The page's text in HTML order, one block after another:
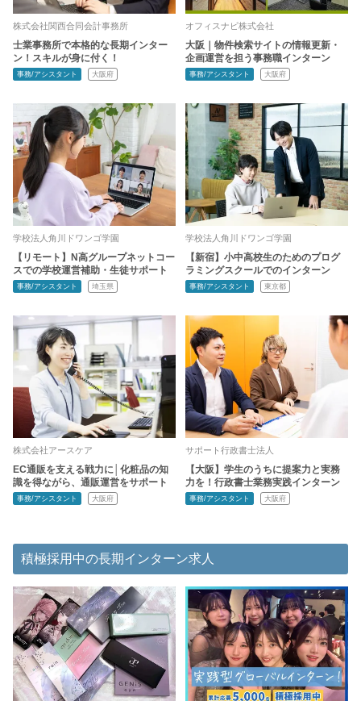
株式会社関西合同会計事務所
士業事務所で本格的な長期インター
ン！スキルが身に付く！
事務/アシスタント 大阪府
オフィスナビ株式会社
大阪｜物件検索サイトの情報更新・
企画運営を担う事務職インターン
事務/アシスタント 大阪府
学校法人角川ドワンゴ学園
【リモート】N高グループネットコー
スでの学校運営補助・生徒サポート
事務/アシスタント 埼玉県
学校法人角川ドワンゴ学園
【新宿】小中高校生のためのプログ
ラミングスクールでのインターン
事務/アシスタント 東京都
株式会社アースケア
EC通販を支える戦力に│化粧品の知
識を得ながら、通販運営をサポート
事務/アシスタント 大阪府
サポート行政書士法人
【大阪】学生のうちに提案力と実務
力を！行政書士業務実践インターン
事務/アシスタント 大阪府
積極採用中の長期インターン求人